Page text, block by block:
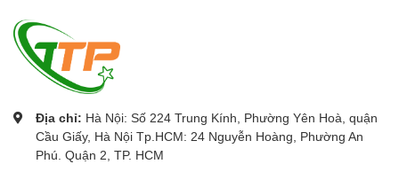
Địa chỉ: Hà Nội: Số 224 Trung Kính, Phường Yên Hoà, quận
Cầu Giấy, Hà Nội Tp.HCM: 24 Nguyễn Hoàng, Phường An
Phú. Quận 2, TP. HCM